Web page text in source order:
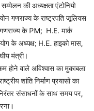
की अध्यक्षता एंटोनियो
गणराज्य के राष्ट्रपति जूलियस
गणराज्य के PM; H.E. मार्क
के अध्यक्ष; H.E. हाइको मास,
मंत्री।
होने वाले अविश्वास का मुकाबला
शांति निर्माण प्रयासों का
संसाधनों के साथ समय पर,